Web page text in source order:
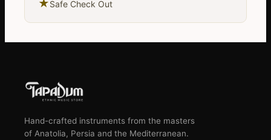
★Safe Check Out
Hand-crafted instruments from the masters
of Anatolia, Persia and the Mediterranean.